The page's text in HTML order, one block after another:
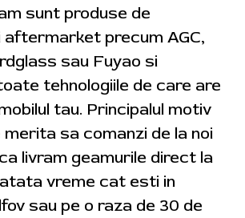
sunt produse de
precum AGC,
sau Fuyao si
tehnologiile de care are
tau. Principalul motiv
sa comanzi de la noi
livram geamurile direct la
vreme cat esti in
sau pe o raza de 30 de